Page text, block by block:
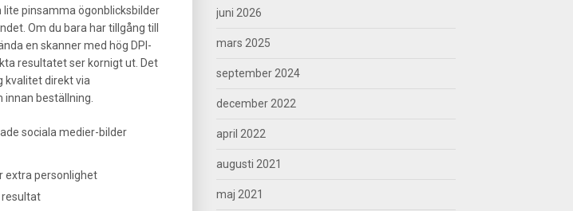
pinsamma ögonblicksbilder
Om du bara har tillgång till
en skanner med hög DPI-
resultatet ser kornigt ut. Det
kvalitet direkt via
beställning.
sociala medier-bilder
extra personlighet
resultat
juni 2026
mars 2025
september 2024
december 2022
april 2022
augusti 2021
maj 2021